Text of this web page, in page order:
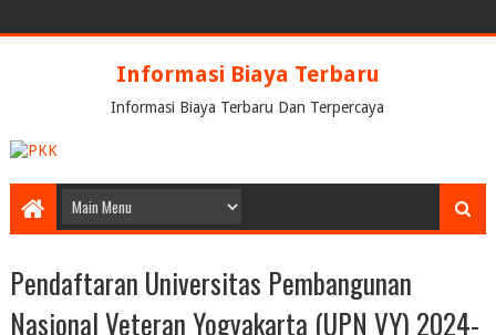
Informasi Biaya Terbaru
Informasi Biaya Terbaru Dan Terpercaya
Pendaftaran Universitas Pembangunan
Nasional Veteran Yogyakarta (UPN VY) 2024-